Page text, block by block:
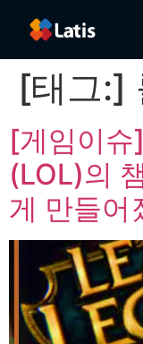
[태그:]
[게임이
(LOL)의
게 만들어